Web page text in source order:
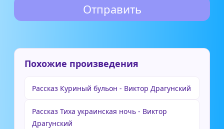
Похожие произведения
Рассказ Куриный бульон - Виктор Драгунский
Рассказ Тиха украинская ночь - Виктор
Драгунский